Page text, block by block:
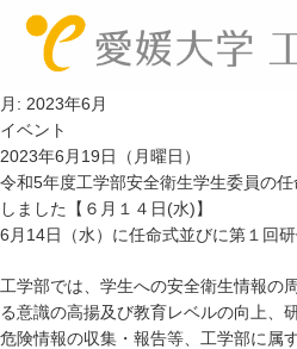
月: 2023年6月
イベント
2023年6月19日（月曜日）
令和5年度工学部安全衛生学生委員の
しました【６月１４日(水)】
6月14日（水）に任命式並びに第１回研
工学部では、学生への安全衛生情報の
る意識の高揚及び教育レベルの向上、
危険情報の収集・報告等、工学部に属